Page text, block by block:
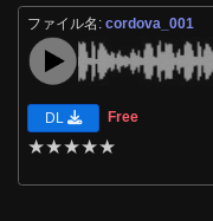
ファイル名:cordova_001
DL Free
★★★★★